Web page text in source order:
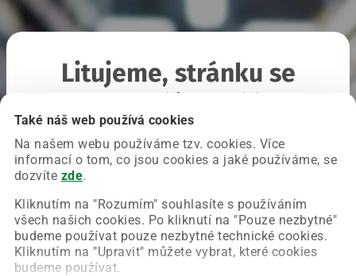
Také náš web používá cookies
Na našem webu používáme tzv. cookies. Více
informací o tom, co jsou cookies a jaké používáme, se
dozvíte zde.
Kliknutím na "Rozumím" souhlasíte s používáním
všech našich cookies. Po kliknutí na "Pouze nezbytné"
budeme používat pouze nezbytné technické cookies.
Kliknutím na "Upravit" můžete vybrat, které cookies
budeme používat.
Litujeme, stránku se
Chyba nastala na naší straně a už ji opravujeme.
Zkuste prosím znovu načíst požadovanou stránku.
Obnovit stránku Úvodní strana